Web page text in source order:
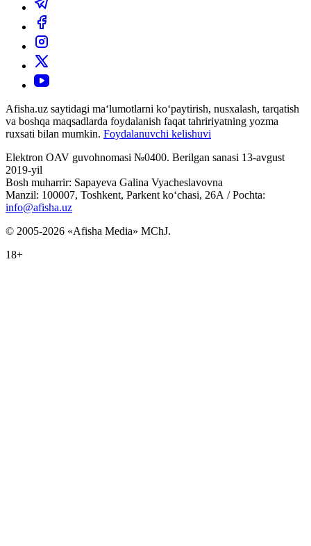
Afisha.uz saytidagi ma‘lumotlarni ko‘paytirish, nusxalash, tarqatish
va boshqa maqsadlarda foydalanish faqat tahririyatning yozma
ruxsati bilan mumkin. Foydalanuvchi kelishuvi
Elektron OAV guvohnomasi №0400. Berilgan sanasi 13-avgust
2019-yil
Bosh muharrir: Sapayeva Galina Vyacheslavovna
Manzil: 100007, Toshkent, Parkent ko‘chasi, 26А / Pochta:
info@afisha.uz
© 2005-2026 «Afisha Media» MChJ.
18+